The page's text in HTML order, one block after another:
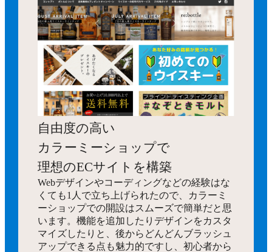
自由度の高い
カラーミーショップで
理想のECサイトを構築
Webデザインやコーディングなどの経験はな
くても1人で立ち上げられたので、カラーミ
ーショップでの開設はスムーズで簡単だと思
います。機能を追加したりデザインをカスタ
マイズしたりと、後からどんどんブラッシュ
アップできる点も魅力的ですし、初心者から